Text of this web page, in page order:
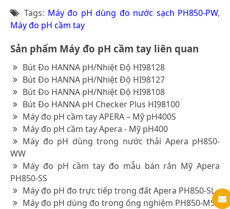
Tags: Máy đo pH dùng đo nước sạch PH850-PW,
Máy đo pH cầm tay
Sản phẩm Máy đo pH cầm tay liên quan
Bút Đo HANNA pH/Nhiệt Độ HI98128
Bút Đo HANNA pH/Nhiệt Độ HI98127
Bút Đo HANNA pH/Nhiệt Độ HI98108
Bút Đo HANNA pH Checker Plus HI98100
Máy đo pH cầm tay APERA – Mỹ pH400S
Máy đo pH cầm tay Apera - Mỹ pH400
Máy đo pH dùng trong nước thải Apera pH850-
WW
Máy đo pH cầm tay đo mẫu bán rắn Mỹ Apera
PH850-SS
Máy đo pH đo trực tiếp trong đất Apera PH850-SL
Máy đo pH dùng đo trong ống nghiệm PH850-MS